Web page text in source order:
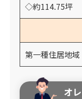
◇約114.75坪
第一種住居地域
オ